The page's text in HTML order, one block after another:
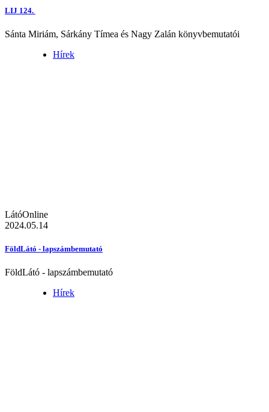
LIJ 124.
Sánta Miriám, Sárkány Tímea és Nagy Zalán könyvbemutatói
Hírek
LátóOnline
2024.05.14
FöldLátó - lapszámbemutató
FöldLátó - lapszámbemutató
Hírek